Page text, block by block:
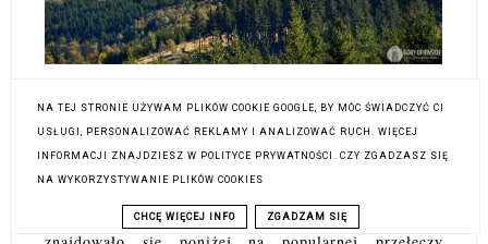
Mała Kopa (772 m) (czes. Nad Petrovou chatou)
Szczyt jako kulminacja północna w masywie Větrnnej
ze stromymi stokami. Polska nazwa może pochodzić od
bliskości Biskupiej Kopy = dużej Kopy. Czeska nazwa
związana jest ze schroniskiem Petrova Chata, które
NA TEJ STRONIE UŻYWAM PLIKÓW COOKIE GOOGLE, BY MÓC ŚWIADCZYĆ CI
USŁUGI, PERSONALIZOWAĆ REKLAMY I ANALIZOWAĆ RUCH. WIĘCEJ
INFORMACJI ZNAJDZIESZ W POLITYCE PRYWATNOŚCI. CZY ZGADZASZ SIĘ
NA WYKORZYSTYWANIE PLIKÓW COOKIES
CHCĘ WIĘCEJ INFO ZGADZAM SIĘ